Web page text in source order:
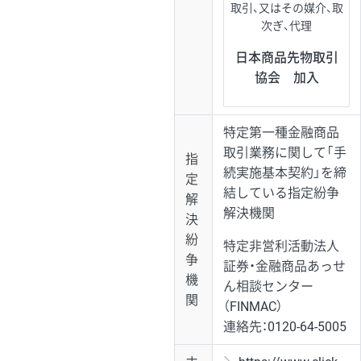
取引、又はその媒介、取
次ぎ、代理
日本商品先物取引
協会 加入
指
定
解
決
紛
争
機
関
特定第一種金融商品
取引業務に関して「手
続実施基本契約」を締
結している指定紛争
解決機関
特定非営利活動法人
証券・金融商品あっせ
ん相談センター
（FINMAC）
連絡先：0120-64-5005